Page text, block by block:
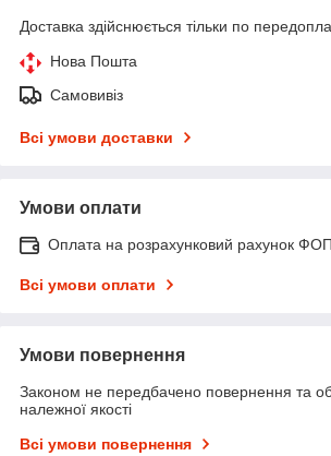
Доставка здійснюється тільки по
Нова Пошта
Самовивіз
Всі умови доставки
Умови оплати
Оплата на розрахунковий рахунок ФОП
Всі умови оплати
Умови повернення
Законом не передбачено повернення та
належної якості
Всі умови повернення